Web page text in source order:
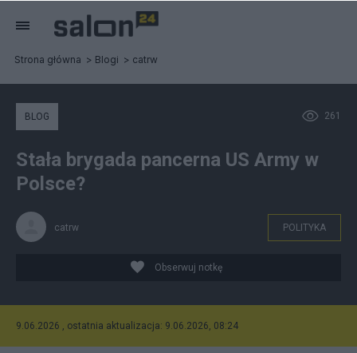
Strona główna Blogi catrw
261
BLOG
Stała brygada pancerna US Army w
Polsce?
catrw POLITYKA
Obserwuj notkę
9.06.2026 , ostatnia aktualizacja: 9.06.2026, 08:24